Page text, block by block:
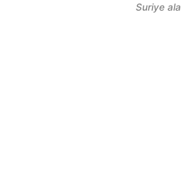
Suriye ala